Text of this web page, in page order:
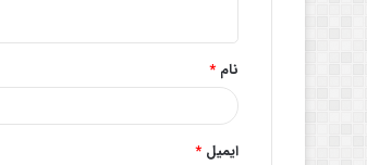
*
نام *
ایمیل *